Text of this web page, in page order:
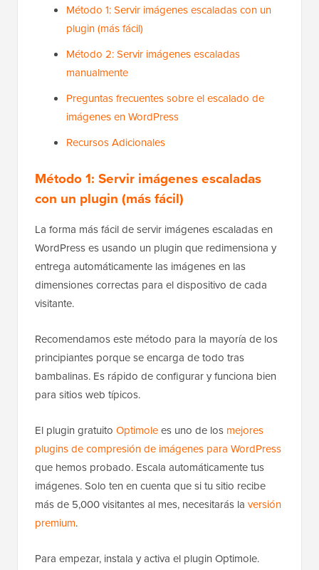
Método 1: Servir imágenes escaladas con un
plugin (más fácil)
Método 2: Servir imágenes escaladas
manualmente
Preguntas frecuentes sobre el escalado de
imágenes en WordPress
Recursos Adicionales
Método 1: Servir imágenes escaladas
con un plugin (más fácil)
La forma más fácil de servir imágenes escaladas en
WordPress es usando un plugin que redimensiona y
entrega automáticamente las imágenes en las
dimensiones correctas para el dispositivo de cada
visitante.
Recomendamos este método para la mayoría de los
principiantes porque se encarga de todo tras
bambalinas. Es rápido de configurar y funciona bien
para sitios web típicos.
El plugin gratuito Optimolees uno de los mejores
plugins de compresión de imágenes para WordPress
que hemos probado. Escala automáticamente tus
imágenes. Solo ten en cuenta que si tu sitio recibe
más de 5,000 visitantes al mes, necesitarás la versión
premium.
Para empezar, instala y activa el plugin Optimole.